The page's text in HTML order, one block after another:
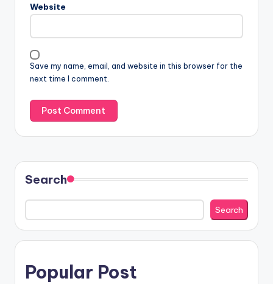
Website
Save my name, email, and website in this browser for the
next time I comment.
Search
Search
Popular Post